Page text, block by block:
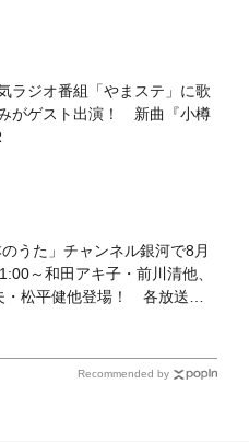
ラジオ番組「やまステ」に歌
がゲスト出演！ 新曲『小樽
うた」チャンネル銀河で8月
～和田アキ子・前川清他、
・松平健他登場！ 各放送回
Recommended by